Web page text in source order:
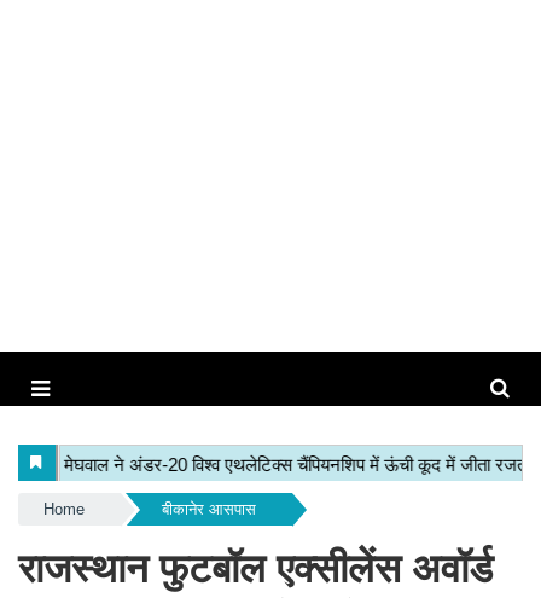
Home बीकानेर आसपास
राजस्थान फुटबॉल एक्सीलेंस अवॉर्ड